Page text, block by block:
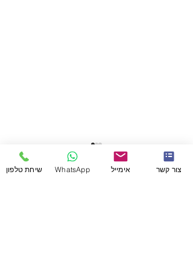
שיחת טלפון WhatsApp אימייל צור קשר